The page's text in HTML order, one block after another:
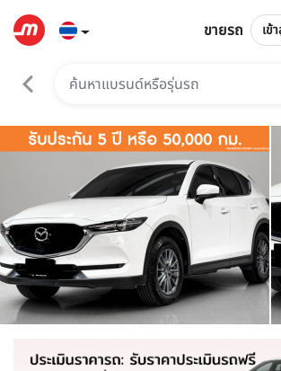
ขายรถ เข้